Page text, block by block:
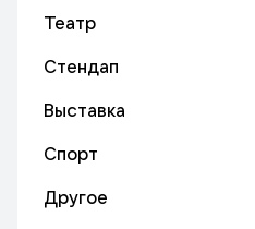
Театр
Стендап
Выставка
Спорт
Другое